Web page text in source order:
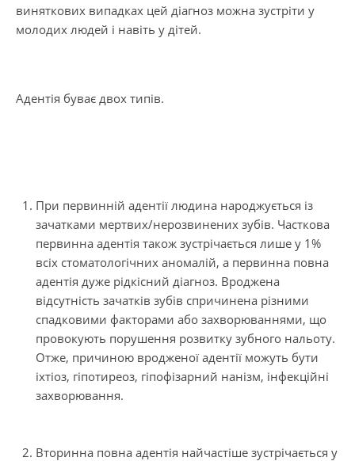
виняткових випадках цей діагноз можна зустріти у
молодих людей і навіть у дітей.
Адентія буває двох типів.
При первинній адентії людина народжується із
зачатками мертвих/нерозвинених зубів. Часткова
первинна адентія також зустрічається лише у 1%
всіх стоматологічних аномалій, а первинна повна
адентія дуже рідкісний діагноз. Вроджена
відсутність зачатків зубів спричинена різними
спадковими факторами або захворюваннями, що
провокують порушення розвитку зубного нальоту.
Отже, причиною вродженої адентії можуть бути
іхтіоз, гіпотиреоз, гіпофізарний нанізм, інфекційні
захворювання.
Вторинна повна адентія найчастіше зустрічається у